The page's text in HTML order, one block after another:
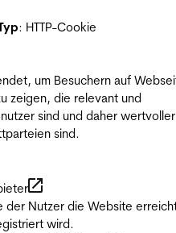
: HTTP-Cookie
um Besuchern auf
zeigen, die relevant und
sind und daher
sind.
der Nutzer die Website
wird.